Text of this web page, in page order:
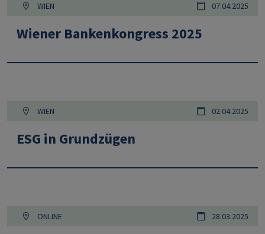
WIEN 07.04.2025
Wiener Bankenkongress 2025
WIEN 02.04.2025
ESG in Grundzügen
ONLINE 28.03.2025